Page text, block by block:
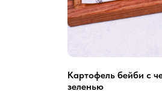
Картофель бейби с
зеленью